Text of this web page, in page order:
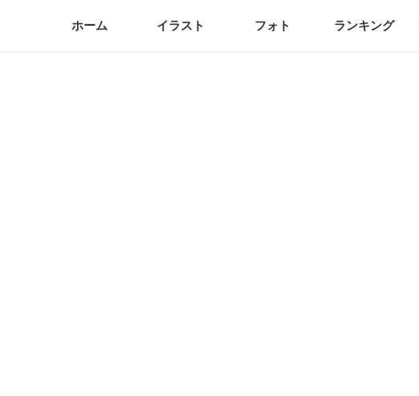
ホーム イラスト フォト ランキング